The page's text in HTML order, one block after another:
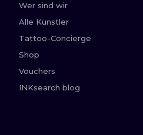
Wer sind wir
Alle Künstler
Tattoo-Concierge
Shop
Vouchers
INKsearch blog